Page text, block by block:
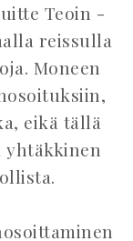
Teoin -
reissulla
Moneen
eikä tällä
yhtäkkinen